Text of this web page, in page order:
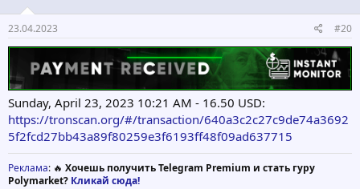
23.04.2023 #20
Sunday, April 23, 2023 10:21 AM - 16.50 USD:
https://tronscan.org/#/transaction/640a3c2c27c9de74a3692
5f2fcd27bb43a89f80259e3f6193ff48f09ad637715
Реклама: 🔥 Хочешь получить Telegram Premium и стать гуру
Polymarket? Кликай сюда!